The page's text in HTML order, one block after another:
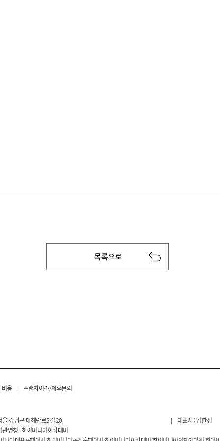
비용 | 프랜차이즈/제휴문의
울 강남구 테헤란로5길 20 |
대표자 : 김한정
관명칭 : 하이미디어아카데미